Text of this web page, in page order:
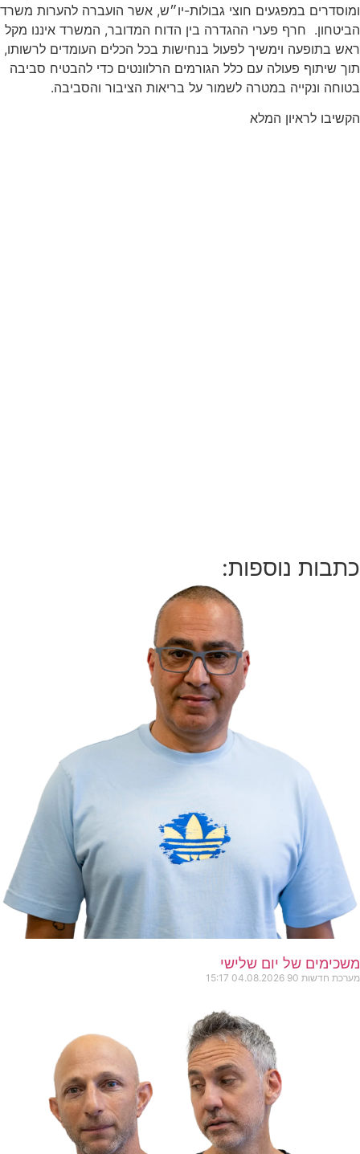
במפגעים חוצי גבולות-יו״ש, אשר הועברה להערות משרד
חרף פערי ההגדרה בין הדוח המדובר, המשרד איננו מקל
וימשיך לפעול בנחישות בכל הכלים העומדים לרשותו,
פעולה עם כלל הגורמים הרלוונטים כדי להבטיח סביבה
ונקייה במטרה לשמור על בריאות הציבור והסביבה.
לראיון המלא
נוספות:
של יום שלישי
90
04.08.2026
15:17